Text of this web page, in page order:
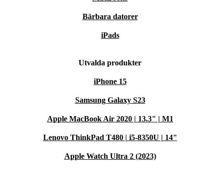
Bärbara datorer
iPads
Utvalda produkter
iPhone 15
Samsung Galaxy S23
Apple MacBook Air 2020 | 13.3" | M1
Lenovo ThinkPad T480 | i5-8350U | 14"
Apple Watch Ultra 2 (2023)